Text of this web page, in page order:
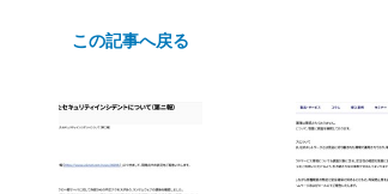
この記事へ戻る